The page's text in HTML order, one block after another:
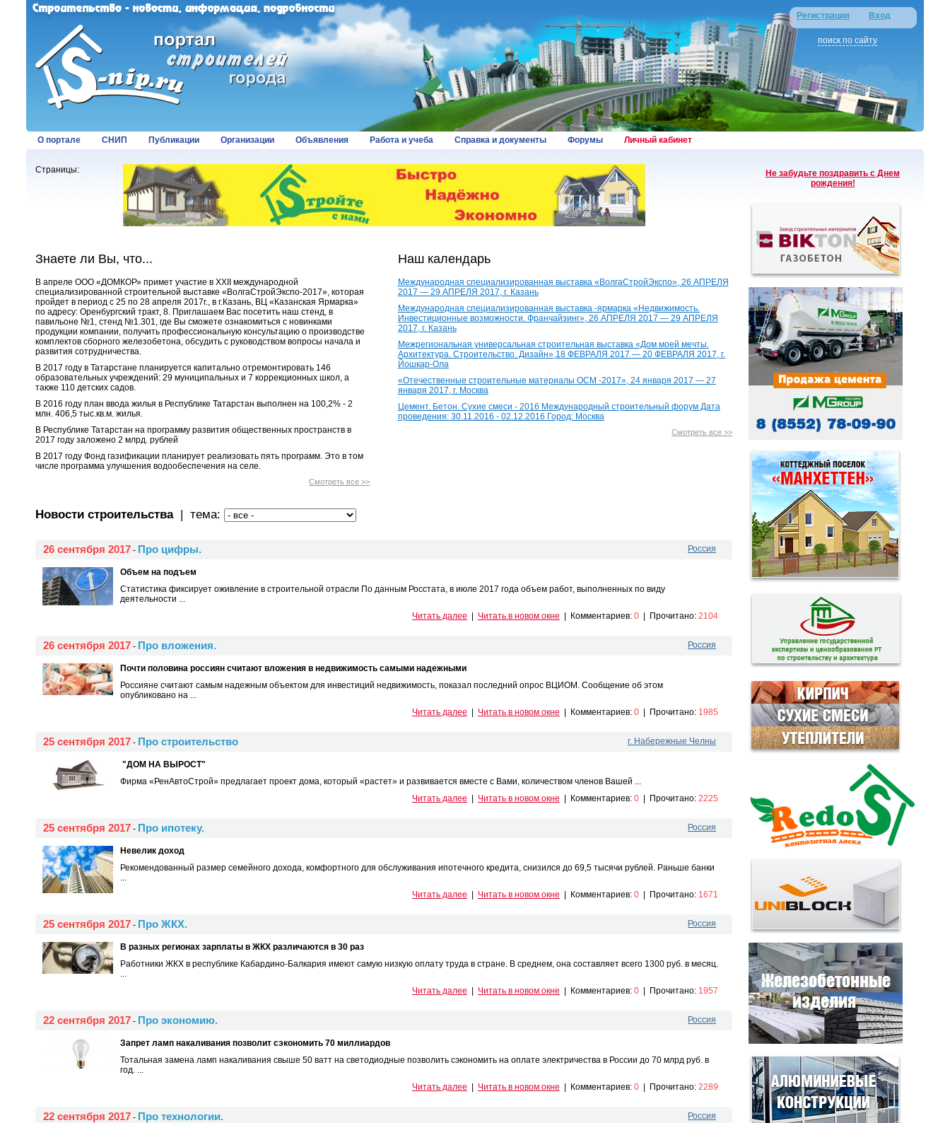
Регистрация Вход
поиск по сайту
О портале СНИП Публикации Организации Объявления Работа и учеба Справка и документы Форумы Личный кабинет
Страницы:
Знаете ли Вы, что...
В апреле ООО «ДОМКОР» примет участие в XXII международной
специализированной строительной выставке «ВолгаСтройЭкспо-2017», которая
пройдет в период с 25 по 28 апреля 2017г., в г.Казань, ВЦ «Казанская Ярмарка»
по адресу: Оренбургский тракт, 8. Приглашаем Вас посетить наш стенд, в
павильоне №1, стенд №1.301, где Вы сможете ознакомиться с новинками
продукции компании, получить профессиональную консультацию о производстве
комплектов сборного железобетона, обсудить с руководством вопросы начала и
развития сотрудничества.
В 2017 году в Татарстане планируется капитально отремонтировать 146
образовательных учреждений: 29 муниципальных и 7 коррекционных школ, а
также 110 детских садов.
В 2016 году план ввода жилья в Республике Татарстан выполнен на 100,2% - 2
млн. 406,5 тыс.кв.м. жилья.
В Республике Татарстан на программу развития общественных пространств в
2017 году заложено 2 млрд. рублей
В 2017 году Фонд газификации планирует реализовать пять программ. Это в том
числе программа улучшения водообеспечения на селе.
Смотреть все >>
Наш календарь
Международная специализированная выставка «ВолгаСтройЭкспо», 26 АПРЕЛЯ
2017 — 29 АПРЕЛЯ 2017, г. Казань
Международная специализированная выставка -ярмарка «Недвижимость.
Инвестиционные возможности. Франчайзинг», 26 АПРЕЛЯ 2017 — 29 АПРЕЛЯ
2017, г. Казань
Межрегиональная универсальная строительная выставка «Дом моей мечты.
Архитектура. Строительство. Дизайн»,18 ФЕВРАЛЯ 2017 — 20 ФЕВРАЛЯ 2017, г.
Йошкар-Ола
«Отечественные строительные материалы ОСМ -2017», 24 января 2017 — 27
января 2017, г. Москва
Цемент. Бетон. Сухие смеси - 2016 Международный строительный форум Дата
проведения: 30.11.2016 - 02.12.2016 Город: Москва
Смотреть все >>
Новости строительства | тема:
26 сентября 2017 - Про цифры. Россия
Объем на подъем
Статистика фиксирует оживление в строительной отрасли По данным Росстата, в июле 2017 года объем работ, выполненных по виду
деятельности ...
Читать далее
Читать в новом окне Комментариев: 0 Прочитано: 2104
26 сентября 2017 - Про вложения. Россия
Почти половина россиян считают вложения в недвижимость самыми надежными
Россияне считают самым надежным объектом для инвестиций недвижимость, показал последний опрос ВЦИОМ. Сообщение об этом
опубликовано на ...
Читать далее
Читать в новом окне Комментариев: 0 Прочитано: 1985
25 сентября 2017 - Про строительство г. Набережные Челны
"ДОМ НА ВЫРОСТ"
Фирма «РенАвтоСтрой» предлагает проект дома, который «растет» и развивается вместе с Вами, количеством членов Вашей ...
Читать далее
Читать в новом окне Комментариев: 0 Прочитано: 2225
25 сентября 2017 - Про ипотеку. Россия
Невелик доход
Рекомендованный размер семейного дохода, комфортного для обслуживания ипотечного кредита, снизился до 69,5 тысячи рублей. Раньше банки
...
Читать далее
Читать в новом окне Комментариев: 0 Прочитано: 1671
25 сентября 2017 - Про ЖКХ. Россия
В разных регионах зарплаты в ЖКХ различаются в 30 раз
Работники ЖКХ в республике Кабардино-Балкария имеют самую низкую оплату труда в стране. В среднем, она составляет всего 1300 руб. в месяц.
...
Читать далее
Читать в новом окне Комментариев: 0 Прочитано: 1957
22 сентября 2017 - Про экономию. Россия
Запрет ламп накаливания позволит сэкономить 70 миллиардов
Тотальная замена ламп накаливания свыше 50 ватт на светодиодные позволить сэкономить на оплате электричества в России до 70 млрд руб. в
год. ...
Читать далее
Читать в новом окне Комментариев: 0 Прочитано: 2289
22 сентября 2017 - Про технологии. Россия
Не забудьте поздравить с Днем
рождения!